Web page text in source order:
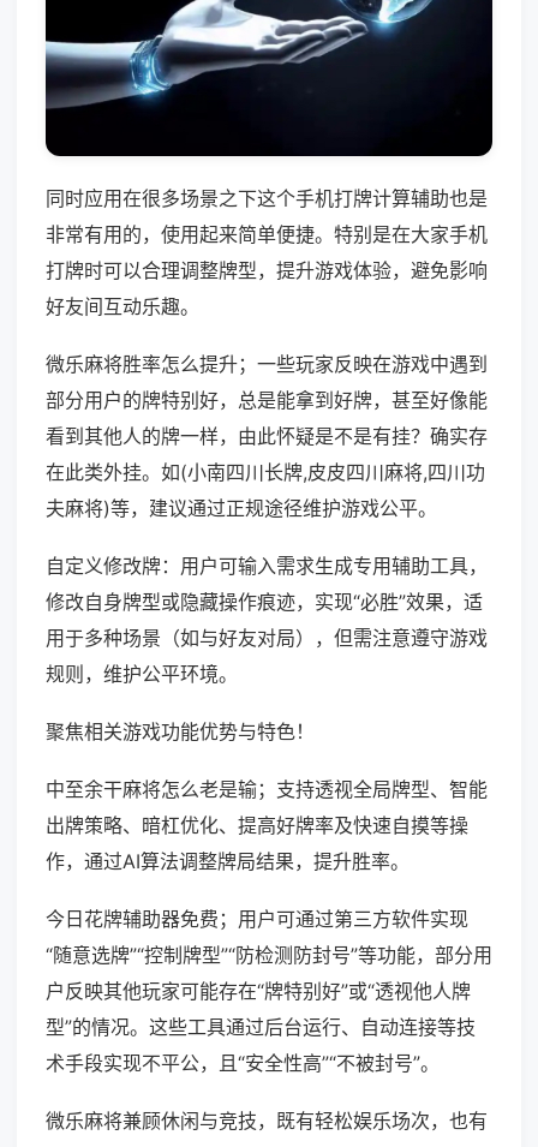
同时应用在很多场景之下这个手机打牌计算辅助也是
非常有用的，使用起来简单便捷。特别是在大家手机
打牌时可以合理调整牌型，提升游戏体验，避免影响
好友间互动乐趣。
微乐麻将胜率怎么提升；一些玩家反映在游戏中遇到
部分用户的牌特别好，总是能拿到好牌，甚至好像能
看到其他人的牌一样，由此怀疑是不是有挂？确实存
在此类外挂。如(小南四川长牌,皮皮四川麻将,四川功
夫麻将)等，建议通过正规途径维护游戏公平。
自定义修改牌：用户可输入需求生成专用辅助工具，
修改自身牌型或隐藏操作痕迹，实现“必胜”效果，适
用于多种场景（如与好友对局），但需注意遵守游戏
规则，维护公平环境。
聚焦相关游戏功能优势与特色！
中至余干麻将怎么老是输；支持透视全局牌型、智能
出牌策略、暗杠优化、提高好牌率及快速自摸等操
作，通过AI算法调整牌局结果，提升胜率。
今日花牌辅助器免费；用户可通过第三方软件实现
“随意选牌”“控制牌型”“防检测防封号”等功能，部分用
户反映其他玩家可能存在“牌特别好”或“透视他人牌
型”的情况。这些工具通过后台运行、自动连接等技
术手段实现不平公，且“安全性高”“不被封号”。
微乐麻将兼顾休闲与竞技，既有轻松娱乐场次，也有